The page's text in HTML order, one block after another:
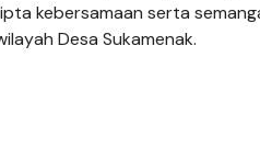
kebersamaan serta
Desa Sukamenak.